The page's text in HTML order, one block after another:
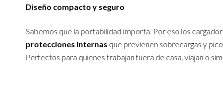
Diseño compacto y seguro
Sabemos que la portabilidad importa. Por eso los
protecciones internas que previenen sobrecargas y
Perfectos para quienes trabajan fuera de casa, viajan o